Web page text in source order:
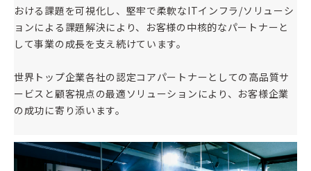
おける課題を可視化し、堅牢で柔軟なITインフラ/ソリューシ
ョンによる課題解決により、お客様の中核的なパートナーと
して事業の成長を支え続けています。
世界トップ企業各社の認定コアパートナーとしての高品質サ
ービスと顧客視点の最適ソリューションにより、お客様企業
の成功に寄り添います。